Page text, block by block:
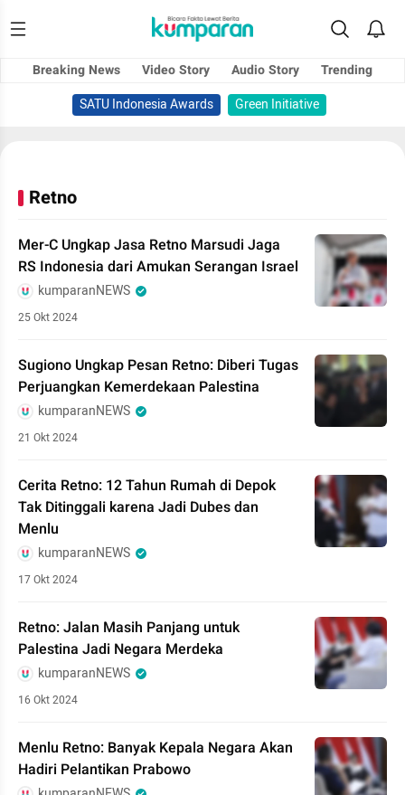
Breaking News Video Story Audio Story
Trending
SATU Indonesia Awards
Green Initiative
Retno
Mer-C Ungkap Jasa Retno Marsudi Jaga
RS Indonesia dari Amukan Serangan Israel
kumparanNEWS
25 Okt 2024
Sugiono Ungkap Pesan Retno: Diberi Tugas
Perjuangkan Kemerdekaan Palestina
kumparanNEWS
21 Okt 2024
Cerita Retno: 12 Tahun Rumah di Depok
Tak Ditinggali karena Jadi Dubes dan
Menlu
kumparanNEWS
17 Okt 2024
Retno: Jalan Masih Panjang untuk
Palestina Jadi Negara Merdeka
kumparanNEWS
16 Okt 2024
Menlu Retno: Banyak Kepala Negara Akan
Hadiri Pelantikan Prabowo